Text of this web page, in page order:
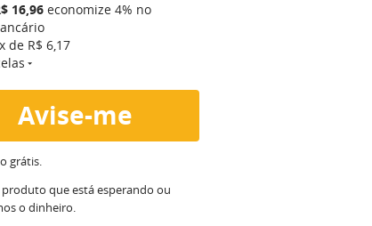
16,96 economize4% no
de R$ 6,17
Avise-me
grátis.
produto que está esperando ou
o dinheiro.